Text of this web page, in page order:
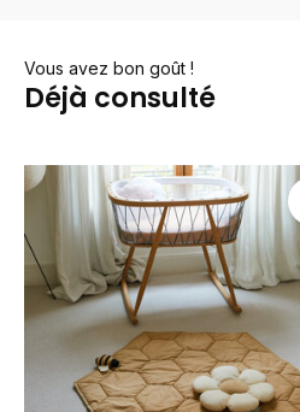
Vous avez bon goût !
Déjà consulté